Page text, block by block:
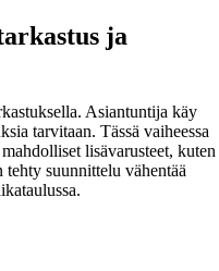
ja
Asiantuntija käy
tarvitaan. Tässä vaiheessa
lisävarusteet, kuten
suunnittelu vähentää